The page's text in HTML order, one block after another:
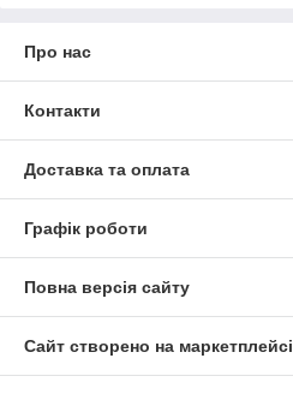
Про нас
Контакти
Доставка та оплата
Графік роботи
Повна версія сайту
Сайт створено на маркетплейсі